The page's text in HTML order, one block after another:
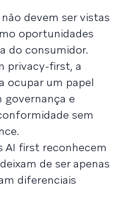
devem ser vistas
oportunidades
do consumidor.
privacy-first, a
ocupar um papel
e
sem
AI first reconhecem
de ser apenas
diferenciais